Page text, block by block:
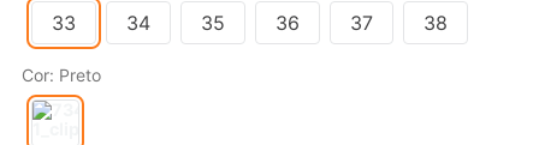
33 34 35 36 37 38
Cor: Preto